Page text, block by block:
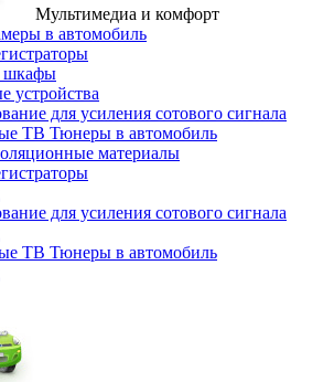
Мультимедиа и комфорт
в автомобиль
шкафы
устройства
для усиления сотового сигнала
ТВ Тюнеры в автомобиль
материалы
для усиления сотового сигнала
ТВ Тюнеры в автомобиль